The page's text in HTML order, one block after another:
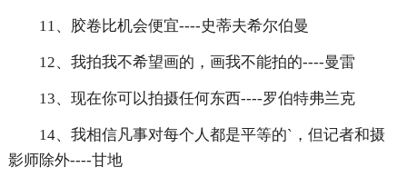
11、胶卷比机会便宜----史蒂夫希尔伯曼
12、我拍我不希望画的，画我不能拍的----曼雷
13、现在你可以拍摄任何东西----罗伯特弗兰克
14、我相信凡事对每个人都是平等的`，但记者和摄
影师除外----甘地